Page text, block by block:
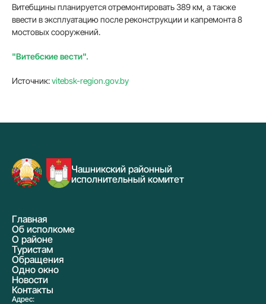
Витебщины планируется отремонтировать 389 км, а также
ввести в эксплуатацию после реконструкции и капремонта 8
мостовых сооружений.
"Витебские вести".
Источник:vitebsk-region.gov.by
Чашникский районный
исполнительный комитет
Главная
Об исполкоме
О районе
Туристам
Обращения
Одно окно
Новости
Контакты
Адрес: